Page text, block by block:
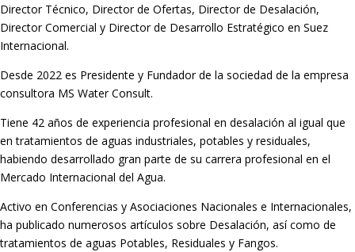
Director Técnico, Director de Ofertas, Director de Desalación,
Director Comercial y Director de Desarrollo Estratégico en Suez
Internacional.
Desde 2022 es Presidente y Fundador de la sociedad de la empresa
consultora MS Water Consult.
Tiene 42 años de experiencia profesional en desalación al igual que
en tratamientos de aguas industriales, potables y residuales,
habiendo desarrollado gran parte de su carrera profesional en el
Mercado Internacional del Agua.
Activo en Conferencias y Asociaciones Nacionales e Internacionales,
ha publicado numerosos artículos sobre Desalación, así como de
tratamientos de aguas Potables, Residuales y Fangos.